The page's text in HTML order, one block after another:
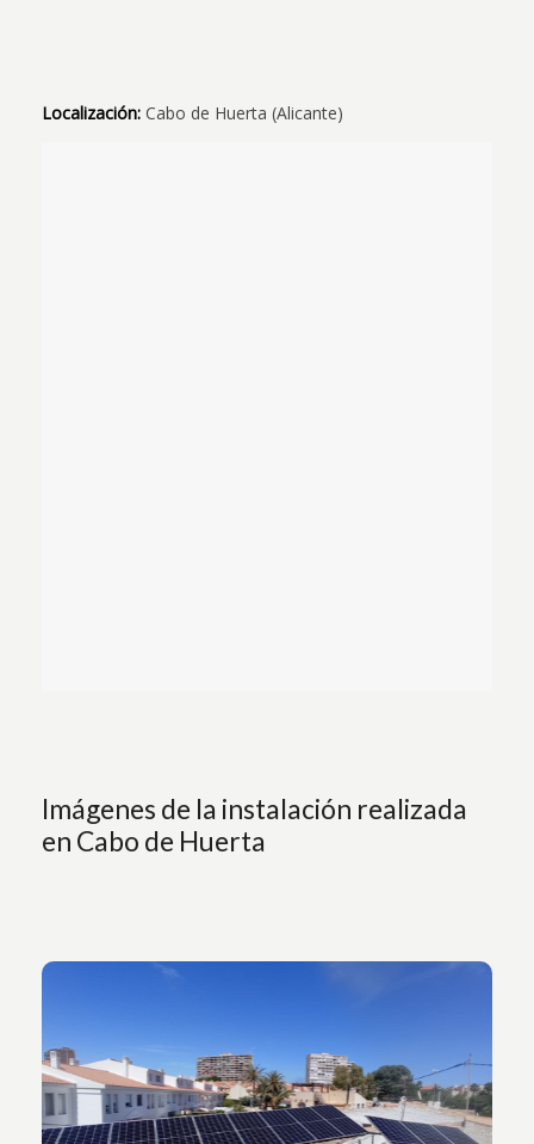
Localización: Cabo de Huerta (Alicante)
Imágenes de la instalación realizada
en Cabo de Huerta
Vista de la instalación de placas solares en el tejado
de casa unifamiliar